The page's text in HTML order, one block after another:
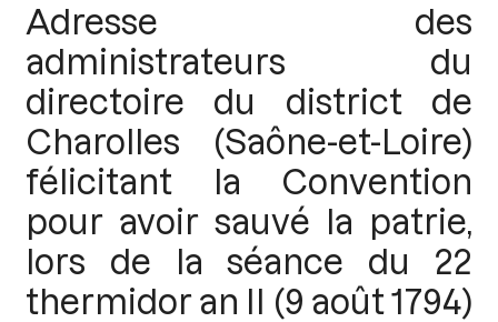
Adresse des
administrateurs du
directoire du district de
Charolles (Saône-et-Loire)
félicitant la Convention
pour avoir sauvé la patrie,
lors de la séance du 22
thermidor an II (9 août 1794)